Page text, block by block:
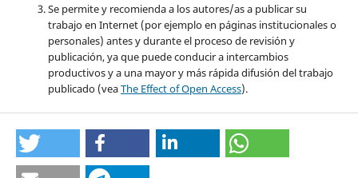
Se permite y recomienda a los autores/as a publicar su
trabajo en Internet (por ejemplo en páginas institucionales o
personales) antes y durante el proceso de revisión y
publicación, ya que puede conducir a intercambios
productivos y a una mayor y más rápida difusión del trabajo
publicado (veaThe Effect of Open Access).